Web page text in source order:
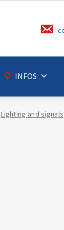
INFOS
Lighting and signals